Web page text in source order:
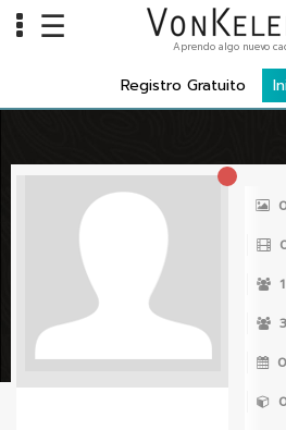
Carreras
Costos
VKTV
☰ Aprendo algo nuevo
Registro Gratuito
1
3
0